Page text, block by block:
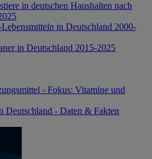
in deutschen Haushalten nach
in Deutschland 2000-
in Deutschland 2015-2025
- Fokus: Vitamine und
Deutschland - Daten & Fakten